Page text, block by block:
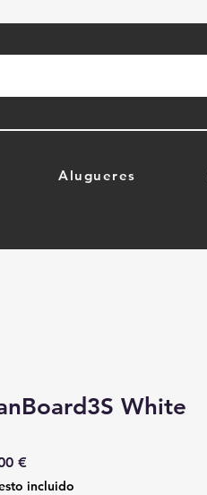
Alugueres
White
€
incluido